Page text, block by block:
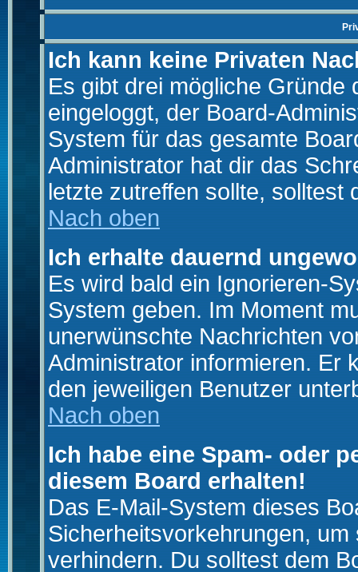
Ich kann keine Privaten
Es gibt drei mögliche Gründe
eingeloggt, der Board-
System für das gesamte
Administrator hat dir das
letzte zutreffen sollte, solltest
Nach oben
Ich erhalte dauernd
Es wird bald ein Ignorieren-
System geben. Im Moment
unerwünschte Nachrichten
Administrator informieren. Er
den jeweiligen Benutzer
Nach oben
Ich habe eine Spam- oder
diesem Board erhalten!
Das E-Mail-System dieses
Sicherheitsvorkehrungen,
verhindern. Du solltest dem